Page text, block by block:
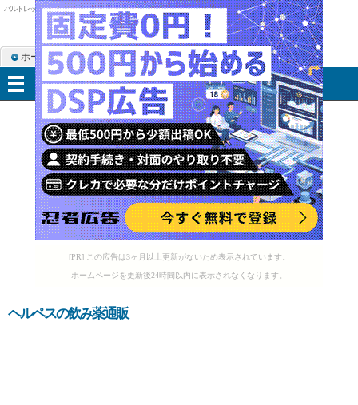
[PR] この広告は3ヶ月以上更新がないため表示されています。
ホームページを更新後24時間以内に表示されなくなります。
バルトレックス 高齢者
ヘルペスの飲み薬通販
ホーム RSS購読 サイトマップ
メニュー